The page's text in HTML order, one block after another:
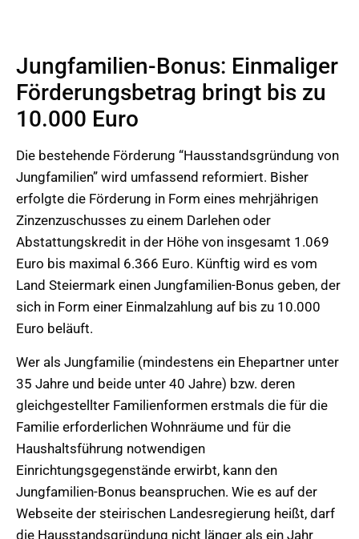
Jungfamilien-Bonus: Einmaliger
Förderungsbetrag bringt bis zu
10.000 Euro
Die bestehende Förderung “Hausstandsgründung von
Jungfamilien” wird umfassend reformiert. Bisher
erfolgte die Förderung in Form eines mehrjährigen
Zinzenzuschusses zu einem Darlehen oder
Abstattungskredit in der Höhe von insgesamt 1.069
Euro bis maximal 6.366 Euro. Künftig wird es vom
Land Steiermark einen Jungfamilien-Bonus geben, der
sich in Form einer Einmalzahlung auf bis zu 10.000
Euro beläuft.
Wer als Jungfamilie (mindestens ein Ehepartner unter
35 Jahre und beide unter 40 Jahre) bzw. deren
gleichgestellter Familienformen erstmals die für die
Familie erforderlichen Wohnräume und für die
Haushaltsführung notwendigen
Einrichtungsgegenstände erwirbt, kann den
Jungfamilien-Bonus beanspruchen. Wie es auf der
Webseite der steirischen Landesregierung heißt, darf
die Hausstandsgründung nicht länger als ein Jahr